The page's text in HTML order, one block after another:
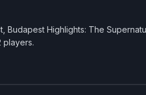
Budapest Highlights: The
players.